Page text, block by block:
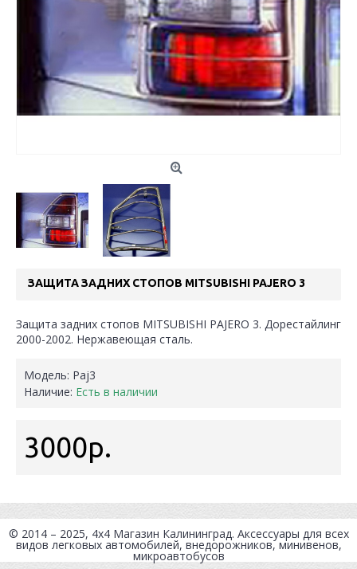
ЗАЩИТА ЗАДНИХ СТОПОВ MITSUBISHI PAJERO 3
Защита задних стопов MITSUBISHI PAJERO 3. Дорестайлинг
2000-2002. Нержавеющая сталь.
Модель: Paj3
Наличие: Есть в наличии
3000р.
© 2014 – 2025, 4x4 Магазин Калининград. Аксессуары для всех
видов легковых автомобилей, внедорожников, минивенов,
микроавтобусов